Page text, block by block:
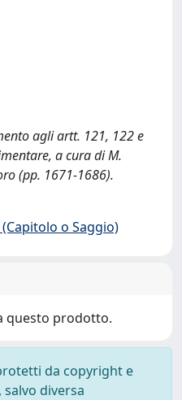
agli artt. 121, 122 e
a cura di M.
(pp. 1671-1686).
o Saggio)
questo prodotto.
da copyright e
diversa